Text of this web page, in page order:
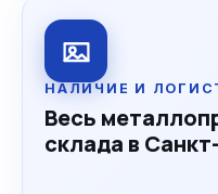
НАЛИЧИЕ И
Весь
склада в